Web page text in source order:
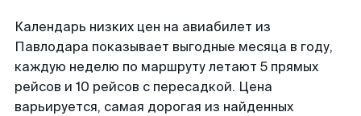
Календарь низких цен на авиабилет из
Павлодара показывает выгодные месяца в году,
каждую неделю по маршруту летают 5 прямых
рейсов и 10 рейсов с пересадкой. Цена
варьируется, самая дорогая из найденных